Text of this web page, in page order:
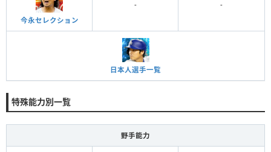
今永セレクション
- -
日本人選手一覧
特殊能力別一覧
野手能力